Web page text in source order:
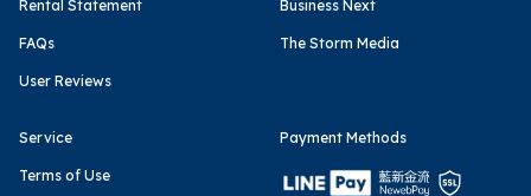
Rental Statement
FAQs
User Reviews
Business Next
The Storm Media
Service
Terms of Use
Payment Methods